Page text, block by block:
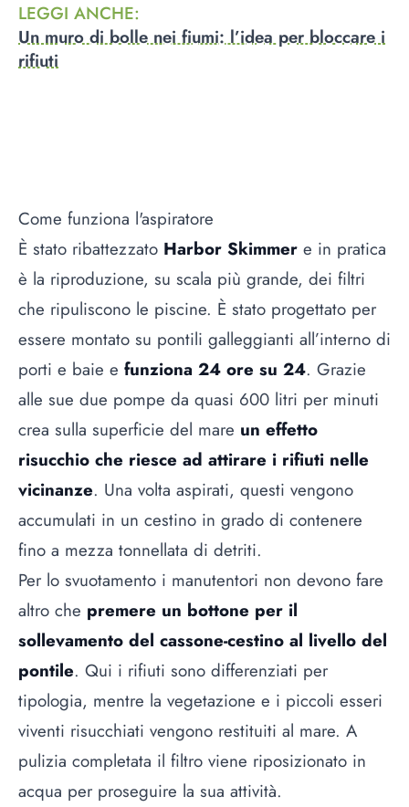
LEGGI ANCHE:
Un muro di bolle nei fiumi: l’idea per bloccare i
rifiuti
Come funziona l'aspiratore
È stato ribattezzato Harbor Skimmer e in pratica
è la riproduzione, su scala più grande, dei filtri
che ripuliscono le piscine. È stato progettato per
essere montato su pontili galleggianti all’interno di
porti e baie e funziona 24 ore su 24. Grazie
alle sue due pompe da quasi 600 litri per minuti
crea sulla superficie del mare un effetto
risucchio che riesce ad attirare i rifiuti nelle
vicinanze. Una volta aspirati, questi vengono
accumulati in un cestino in grado di contenere
fino a mezza tonnellata di detriti.
Per lo svuotamento i manutentori non devono fare
altro che premere un bottone per il
sollevamento del cassone-cestino al livello del
pontile. Qui i rifiuti sono differenziati per
tipologia, mentre la vegetazione e i piccoli esseri
viventi risucchiati vengono restituiti al mare. A
pulizia completata il filtro viene riposizionato in
acqua per proseguire la sua attività.